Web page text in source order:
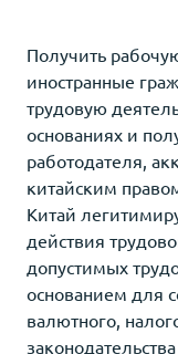
Получить
иностранные
трудовую
основаниях и
работодателя,
китайским
Китай
действия
допустимых
основанием для
валютного,